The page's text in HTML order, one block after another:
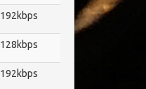
192kbps
128kbps
192kbps